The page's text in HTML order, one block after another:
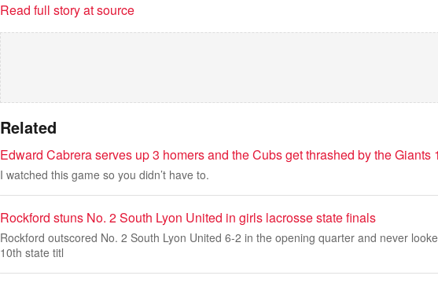
Read full story at source
Related
Edward Cabrera serves up 3 homers and the Cubs get thrashed by the Giants
I watched this game so you didn’t have to.
Rockford stuns No. 2 South Lyon United in girls lacrosse state finals
Rockford outscored No. 2 South Lyon United 6-2 in the opening quarter and never
10th state titl